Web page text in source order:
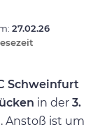
27.02.26
Schweinfurt
in der 3.
Anstoß ist um